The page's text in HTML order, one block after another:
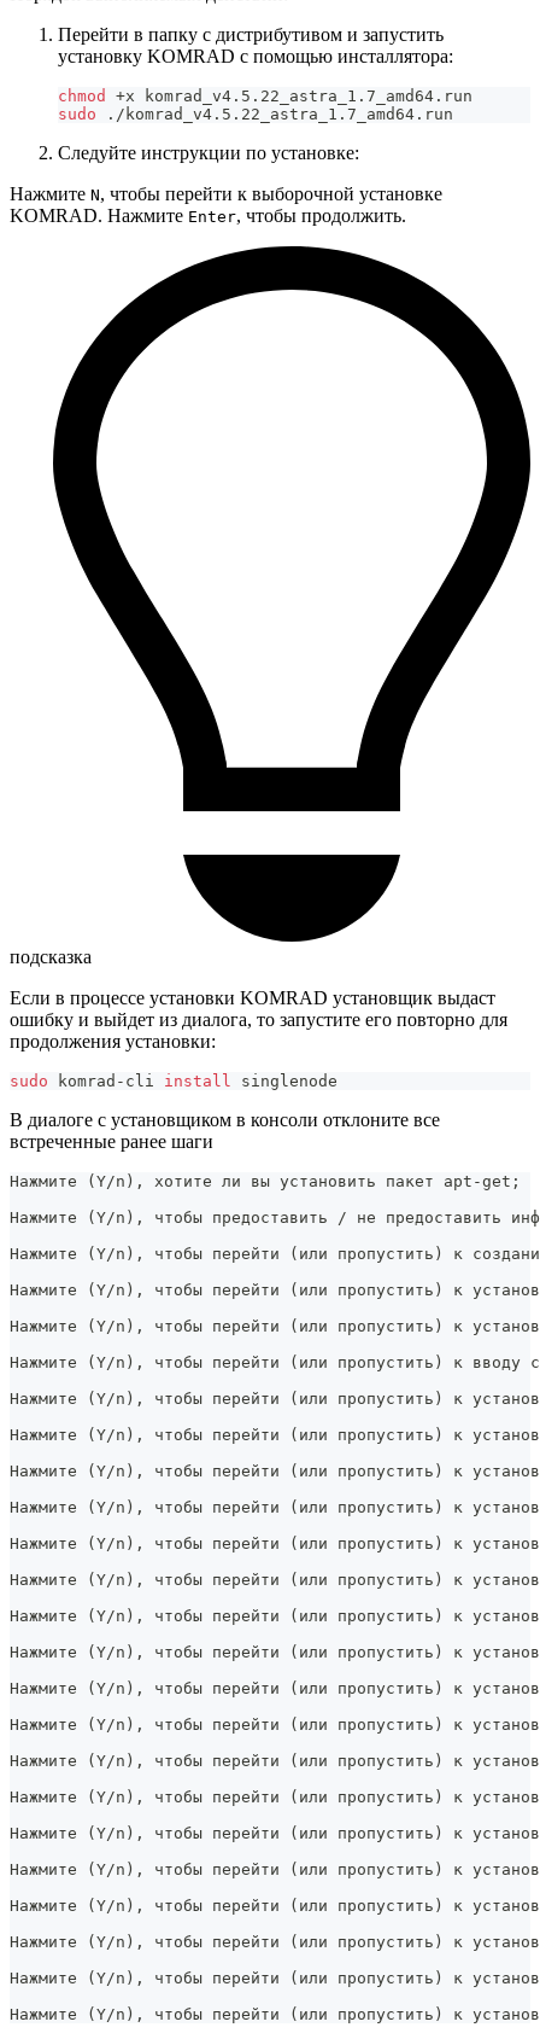
Перейти в папку с дистрибутивом и запустить
установку KOMRAD с помощью инсталлятора:
chmod
+x komrad_v4.5.22_astra_1.7_amd64.run
sudo ./komrad_v4.5.22_astra_1.7_amd64.run
Следуйте инструкции по установке:
Нажмите N, чтобы перейти к выборочной установке
KOMRAD. Нажмите Enter, чтобы продолжить.
подсказка
Если в процессе установки KOMRAD установщик выдаст
ошибку и выйдет из диалога, то запустите его повторно для
продолжения установки:
sudo komrad-cli install singlenode
В диалоге с установщиком в консоли отклоните все
встреченные ранее шаги
Нажмите (Y/n), хотите ли вы установить пакет apt-get;
Нажмите (Y/n), чтобы предоставить / не предоставить
Нажмите (Y/n), чтобы перейти (или пропустить) к
Нажмите (Y/n), чтобы перейти (или пропустить) к
Нажмите (Y/n), чтобы перейти (или пропустить) к
Нажмите (Y/n), чтобы перейти (или пропустить) к вводу
Нажмите (Y/n), чтобы перейти (или пропустить) к
Нажмите (Y/n), чтобы перейти (или пропустить) к
Нажмите (Y/n), чтобы перейти (или пропустить) к
Нажмите (Y/n), чтобы перейти (или пропустить) к
Нажмите (Y/n), чтобы перейти (или пропустить) к
Нажмите (Y/n), чтобы перейти (или пропустить) к
Нажмите (Y/n), чтобы перейти (или пропустить) к
Нажмите (Y/n), чтобы перейти (или пропустить) к
Нажмите (Y/n), чтобы перейти (или пропустить) к
Нажмите (Y/n), чтобы перейти (или пропустить) к
Нажмите (Y/n), чтобы перейти (или пропустить) к
Нажмите (Y/n), чтобы перейти (или пропустить) к
Нажмите (Y/n), чтобы перейти (или пропустить) к
Нажмите (Y/n), чтобы перейти (или пропустить) к
Нажмите (Y/n), чтобы перейти (или пропустить) к
Нажмите (Y/n), чтобы перейти (или пропустить) к
Нажмите (Y/n), чтобы перейти (или пропустить) к
Нажмите (Y/n), чтобы перейти (или пропустить) к